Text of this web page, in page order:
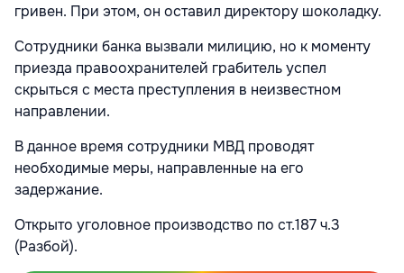
гривен. При этом, он оставил директору шоколадку.
Сотрудники банка вызвали милицию, но к моменту
приезда правоохранителей грабитель успел
скрыться с места преступления в неизвестном
направлении.
В данное время сотрудники МВД проводят
необходимые меры, направленные на его
задержание.
Открыто уголовное производство по ст.187 ч.3
(Разбой).